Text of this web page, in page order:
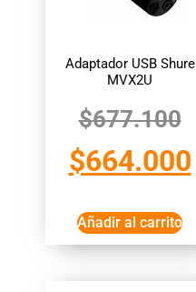
Adaptador USB Shure
MVX2U
$677.100
$664.000
Añadir al carrito